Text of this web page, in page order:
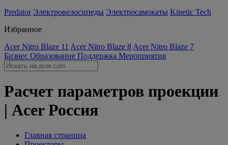
Predator Электровелосипеды Электросамокаты Kinetic Tech
Избранное
Acer Nitro Blaze 11 Acer Nitro Blaze 8 Acer Nitro Blaze 7
Бизнес Образование Поддержка Мероприятия
Расчет параметров проекции
| Acer Россия
Главная страница